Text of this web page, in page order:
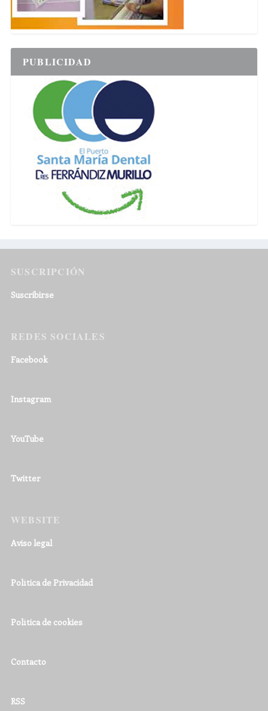
PUBLICIDAD
SUSCRIPCIÓN
Suscribirse
REDES SOCIALES
Facebook
Instagram
YouTube
Twitter
WEBSITE
Aviso legal
Política de Privacidad
Política de cookies
Contacto
RSS